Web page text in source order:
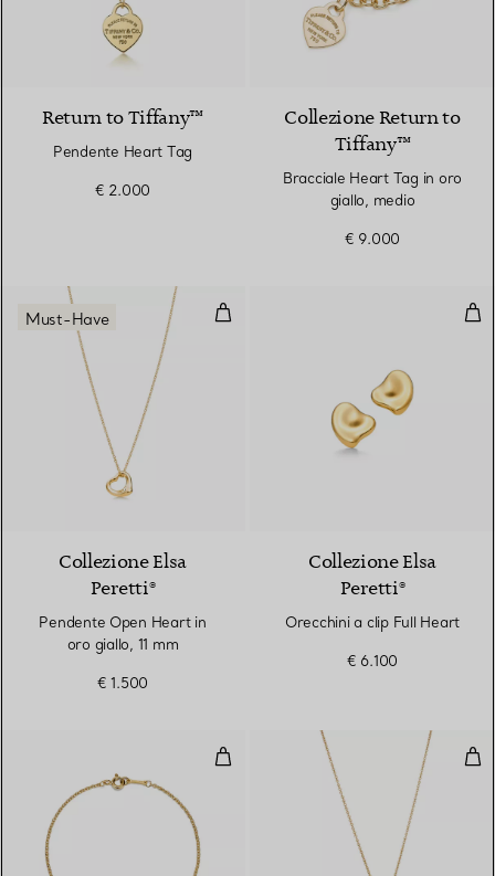
Return to Tiffany™
Pendente Heart Tag
€ 2.000
Collezione Return to
Tiffany™
Bracciale Heart Tag in oro
giallo, medio
€ 9.000
Pendente Open Heart in oro
Must-Have
Collezione Elsa
Peretti®
Pendente Open Heart in
oro giallo, 11 mm
€ 1.500
Collezione Elsa
Peretti®
Orecchini a clip Full Heart
€ 6.100
Bracciale Loving Heart con Due